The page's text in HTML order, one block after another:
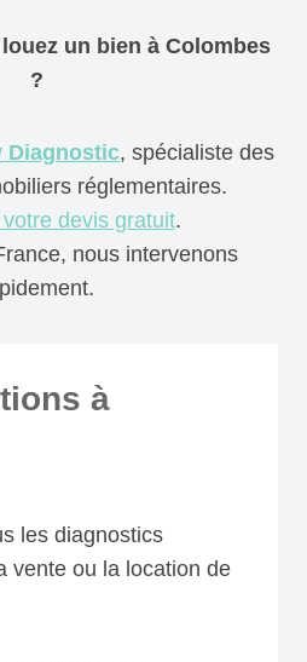
un bien à Colombes
?
Diagnostic, spécialiste des
réglementaires.
devis gratuit.
nous intervenons
à
les diagnostics
vente ou la location de